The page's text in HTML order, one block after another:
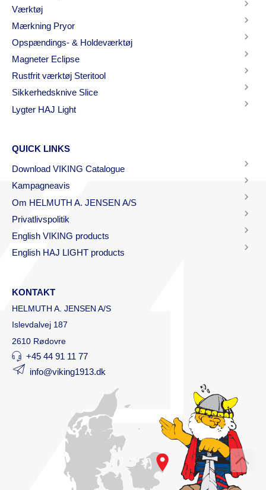
Værktøj
Mærkning Pryor
Opspændings- & Holdeværktøj
Magneter Eclipse
Rustfrit værktøj Steritool
Sikkerhedsknive Slice
Lygter HAJ Light
QUICK LINKS
Download VIKING Catalogue
Kampagneavis
Om HELMUTH A. JENSEN A/S
Privatlivspolitik
English VIKING products
English HAJ LIGHT products
KONTAKT
HELMUTH A. JENSEN A/S
Islevdalvej 187
2610 Rødovre
+45 44 91 11 77
info@viking1913.dk